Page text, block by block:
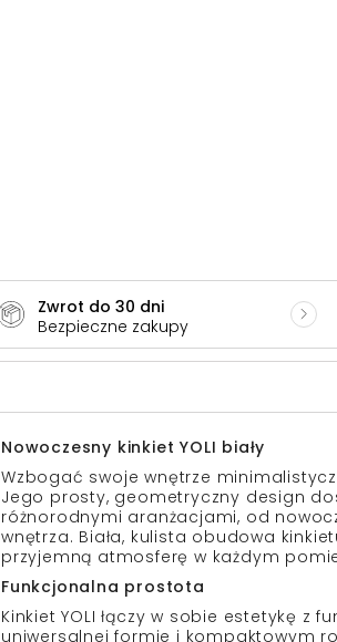
Zwrot do 30 dni
Bezpieczne zakupy
Nowoczesny kinkiet YOLI biały
Wzbogać swoje wnętrze
Jego prosty, geometryczny design
różnorodnymi aranżacjami, od
wnętrza. Biała, kulista obudowa
przyjemną atmosferę w każdym
Funkcjonalna prostota
Kinkiet YOLI łączy w sobie estetykę z
uniwersalnej formie i kompaktowym